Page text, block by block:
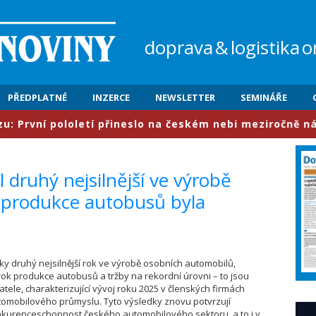
doprava&logistika
PŘEDPLATNÉ INZERCE NEWSLETTER SEMINÁŘE
přineslo na českém nebi meziročně nárůst
druhý nejsilnější ve výrobě
autobusů byla
druhý nejsilnější rok ve výrobě osobních automobilů,
produkce autobusů a tržby na rekordní úrovni – to jsou
charakterizující vývoj roku 2025 v členských firmách
průmyslu. Tyto výsledky znovu potvrzují